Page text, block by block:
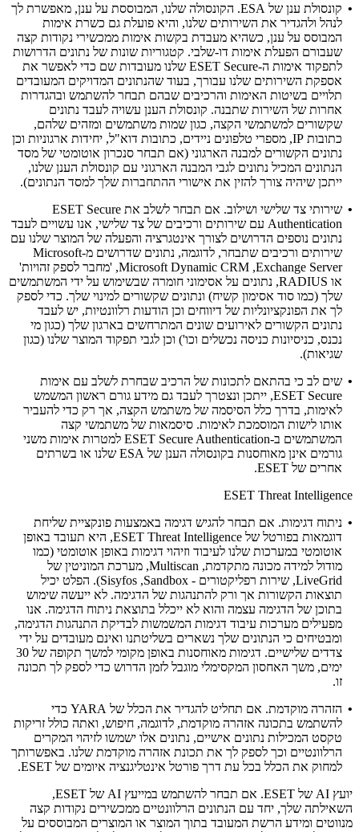
• קונסולת ענן של ESA.
הקונסולה שלנו, המבוססת על ענן, מאפשרת לך
לנהל ולהגדיר את השירותים שלנו, והיא פועלת גם כשרת אימות
המבוסס על ענן, כשהיא מעבדת בקשות אימות ממכשירי נקודות קצה
שעבורם הפעלת אימות דו-שלבי. קטגוריות שונות של נתונים הדרושות
לתפקוד אימות ה-ESET Secure שלנו מעובדות שם כדי לאפשר את
אספקת השירותים שלנו עבורך, בעוד שהנתונים המדויקים המעובדים
תלויים בשיטות האימות והרכיבים שבהם תבחר להשתמש ובהגדרות
אחרות של השירות שתבנה. קונסולת הענן עשויה לעבד נתונים
שקשורים למשתמשי הקצה, כגון שמות משתמשים ומזהים שלהם,
כתובות IP, מספרי טלפונים ניידים, כתובות דוא"ל, יחידות ארגוניות וכן
נתונים הקשורים למבנה הארגוני (אם תבחר סנכרון אוטומטי של מסד
הנתונים המכיל נתונים לגבי המבנה הארגוני עם קונסולת הענן שלנו,
ייתכן שיהיה צורך להזין את אישורי ההתחברות שלך למסד הנתונים).
• שירותי צד שלישי ושילוב.
אם תבחר לשלב את ESET Secure
Authentication עם שירותים ורכיבים של צד שלישי, אנו עשויים לעבד
נתונים נוספים הדרושים לצורך אינטגרציה והפעלה של המוצר שלנו עם
שירותים ורכיבים שתבחר, לדוגמה, נתונים שדרושים מ-Microsoft
Exchange Server‏, Microsoft Dynamic CRM, 'מחבר לספק זהויות'
או RADIUS, נתונים על אסימוני חומרה שבשימוש על ידי המשתמשים
שלך (כמו סוד אסימון קשיח) ונתונים שקשורים למינוי שלך. כדי לספק
לך את הפונקציונליות של דיווחים וכן הודעות רלוונטיות, יש לעבד
נתונים הקשורים לאירועים שונים המתרחשים בארגון שלך (כגון מי
נכנס, כניסיונות כניסה נכשלים וכו') וכן לגבי תפקוד המוצר שלנו (כגון
שגיאות).
• שים לב כי בהתאם לתכונות של הרכיב שבחרת לשלב עם אימות
ESET Secure, ייתכן ונצטרך לעבד גם מידע גורם ראשון המשמש
לאימות, בדרך כלל הסיסמה של משתמש הקצה, אך רק כדי להעביר
אותו לישות המוסמכת לאימות. סיסמאות של משתמשי קצה
המשתמשים ב-ESET Secure Authentication למטרות אימות משני
גורמים אינן מאוחסנות בקונסולה הענן של ESA שלנו או בשרתים
אחרים של ESET.
ESET Threat Intelligence
• ניתוח דגימות. אם תבחר להגיש דגימה באמצעות פונקציית שליחת
דוגמאות בפורטל של ESET Threat Intelligence, היא תעובד באופן
אוטומטי במערכות שלנו לעיבוד וזיהוי דגימות באופן אוטומטי (כמו
מודול למידה מכונה מתקדמת, Multiscan, מערכת המוניטין של
LiveGrid, שירות רפליקטורים - Sandbox‏, Sisyfos). הפלט יכיל
תוצאות הקשורות אך ורק להתנהגות של הדגימה. לא ייעשה שימוש
בתוכן של הדגימה עצמה והוא לא ייכלל בתוצאת ניתוח הדגימה. אנו
מפעילים מערכות עיבוד דגימות המשמשות לבדיקת התנהגות הדגימה,
ומבטיחים כי הנתונים שלך נשארים בשליטתנו ואינם מעובדים על ידי
צדדים שלישיים. דגימות מאוחסנות באופן מקומי למשך תקופה של 30
ימים, משך האחסון המקסימלי מוגבל לזמן הדרוש כדי לספק לך תכונה
זו.
• הזהרה מוקדמת.
אם תחליט להגדיר את הכלל של YARA כדי
להשתמש בתכונה אזהרה מוקדמת, לדוגמה, חיפוש, ואתה כולל זריקות
טקסט המכילות נתונים אישיים, נתונים אלו ישמשו לזיהוי המקרים
הרלוונטיים וכך לספק לך את תכונת אזהרה מוקדמת שלנו. באפשרותך
למחוק את הכלל בכל עת דרך פורטל אינטליגנציה איומים של ESET.
יועץ AI של ESET‏.
אם תבחר להשתמש במייעץ AI של ESET,
השאילתה שלך, יחד עם הנתונים הרלוונטיים ממכשירים נקודות קצה
מנווטים ומידע הרשת המעובד בתוך המוצר או המוצרים המבוססים על